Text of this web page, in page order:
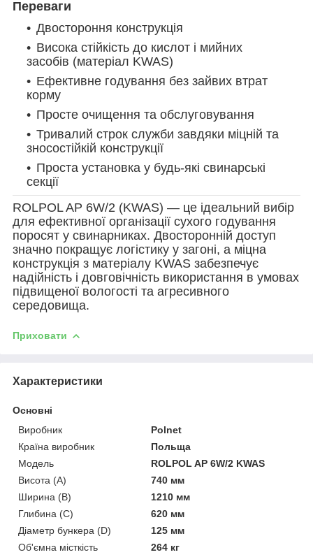
Переваги
Двостороння конструкція
Висока стійкість до кислот і мийних
засобів (матеріал KWAS)
Ефективне годування без зайвих втрат
корму
Просте очищення та обслуговування
Тривалий строк служби завдяки міцній та
зносостійкій конструкції
Проста установка у будь-які свинарські
секції
ROLPOL AP 6W/2 (KWAS) — це ідеальний вибір
для ефективної організації сухого годування
поросят у свинарниках. Двосторонній доступ
значно покращує логістику у загоні, а міцна
конструкція з матеріалу KWAS забезпечує
надійність і довговічність використання в умовах
підвищеної вологості та агресивного
середовища.
Приховати
Характеристики
Основні
Виробник
Polnet
Країна виробник
Польща
Модель
ROLPOL AP 6W/2 KWAS
Висота (A)
740 мм
Ширина (B)
1210 мм
Глибина (C)
620 мм
Діаметр бункера (D)
125 мм
Об'ємна місткість
264 кг